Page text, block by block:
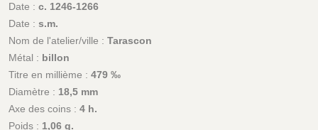
Date : c. 1246-1266
Date : s.m.
Nom de l'atelier/ville : Tarascon
Métal : billon
Titre en millième : 479 ‰
Diamètre : 18,5 mm
Axe des coins : 4 h.
Poids : 1,06 g.